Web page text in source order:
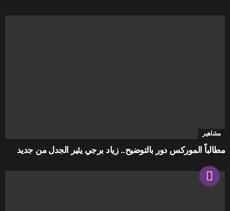
مشاهير
مطالباً الموركس دور بالتوضيح.. زياد برجي يثير الجدل من جديد